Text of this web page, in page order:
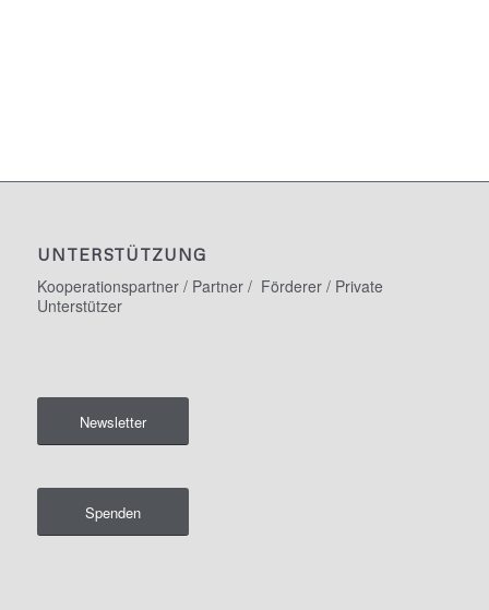
UNTERSTÜTZUNG
Kooperationspartner / Partner / Förderer / Private
Unterstützer
Newsletter
Spenden